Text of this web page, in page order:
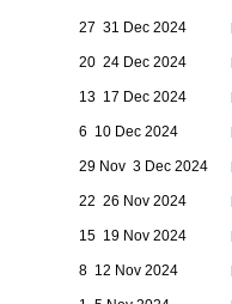
27  31 Dec 2024
20  24 Dec 2024
13  17 Dec 2024
6  10 Dec 2024
29 Nov  3 Dec 2024
22  26 Nov 2024
15  19 Nov 2024
8  12 Nov 2024